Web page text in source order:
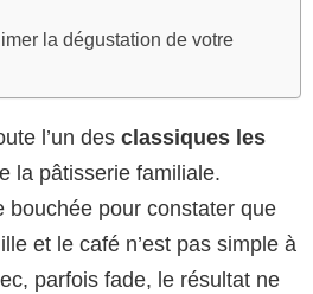
la dégustation de votre
l’un des classiques les
la pâtisserie familiale.
bouchée pour constater que
et le café n’est pas simple à
parfois fade, le résultat ne